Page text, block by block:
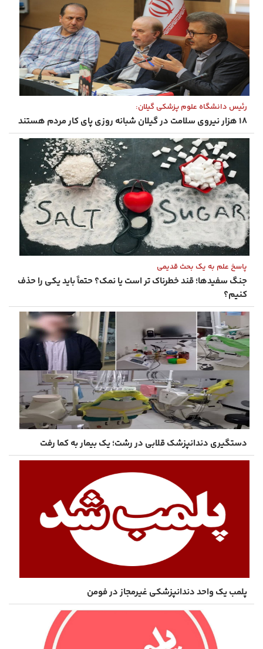
رئیس دانشگاه علوم پزشکی گیلان:
۱۸ هزار نیروی سلامت در گیلان شبانه‌ روزی پای کار مردم هستند
پاسخ علم به یک بحث قدیمی
جنگ سفیدها؛ قند خطرناک ‌تر است یا نمک؟ حتماً باید یکی را حذف
کنیم؟
دستگیری دندانپزشک قلابی در رشت؛ یک بیمار به کما رفت
پلمب یک واحد دندانپزشکی غیرمجاز در فومن